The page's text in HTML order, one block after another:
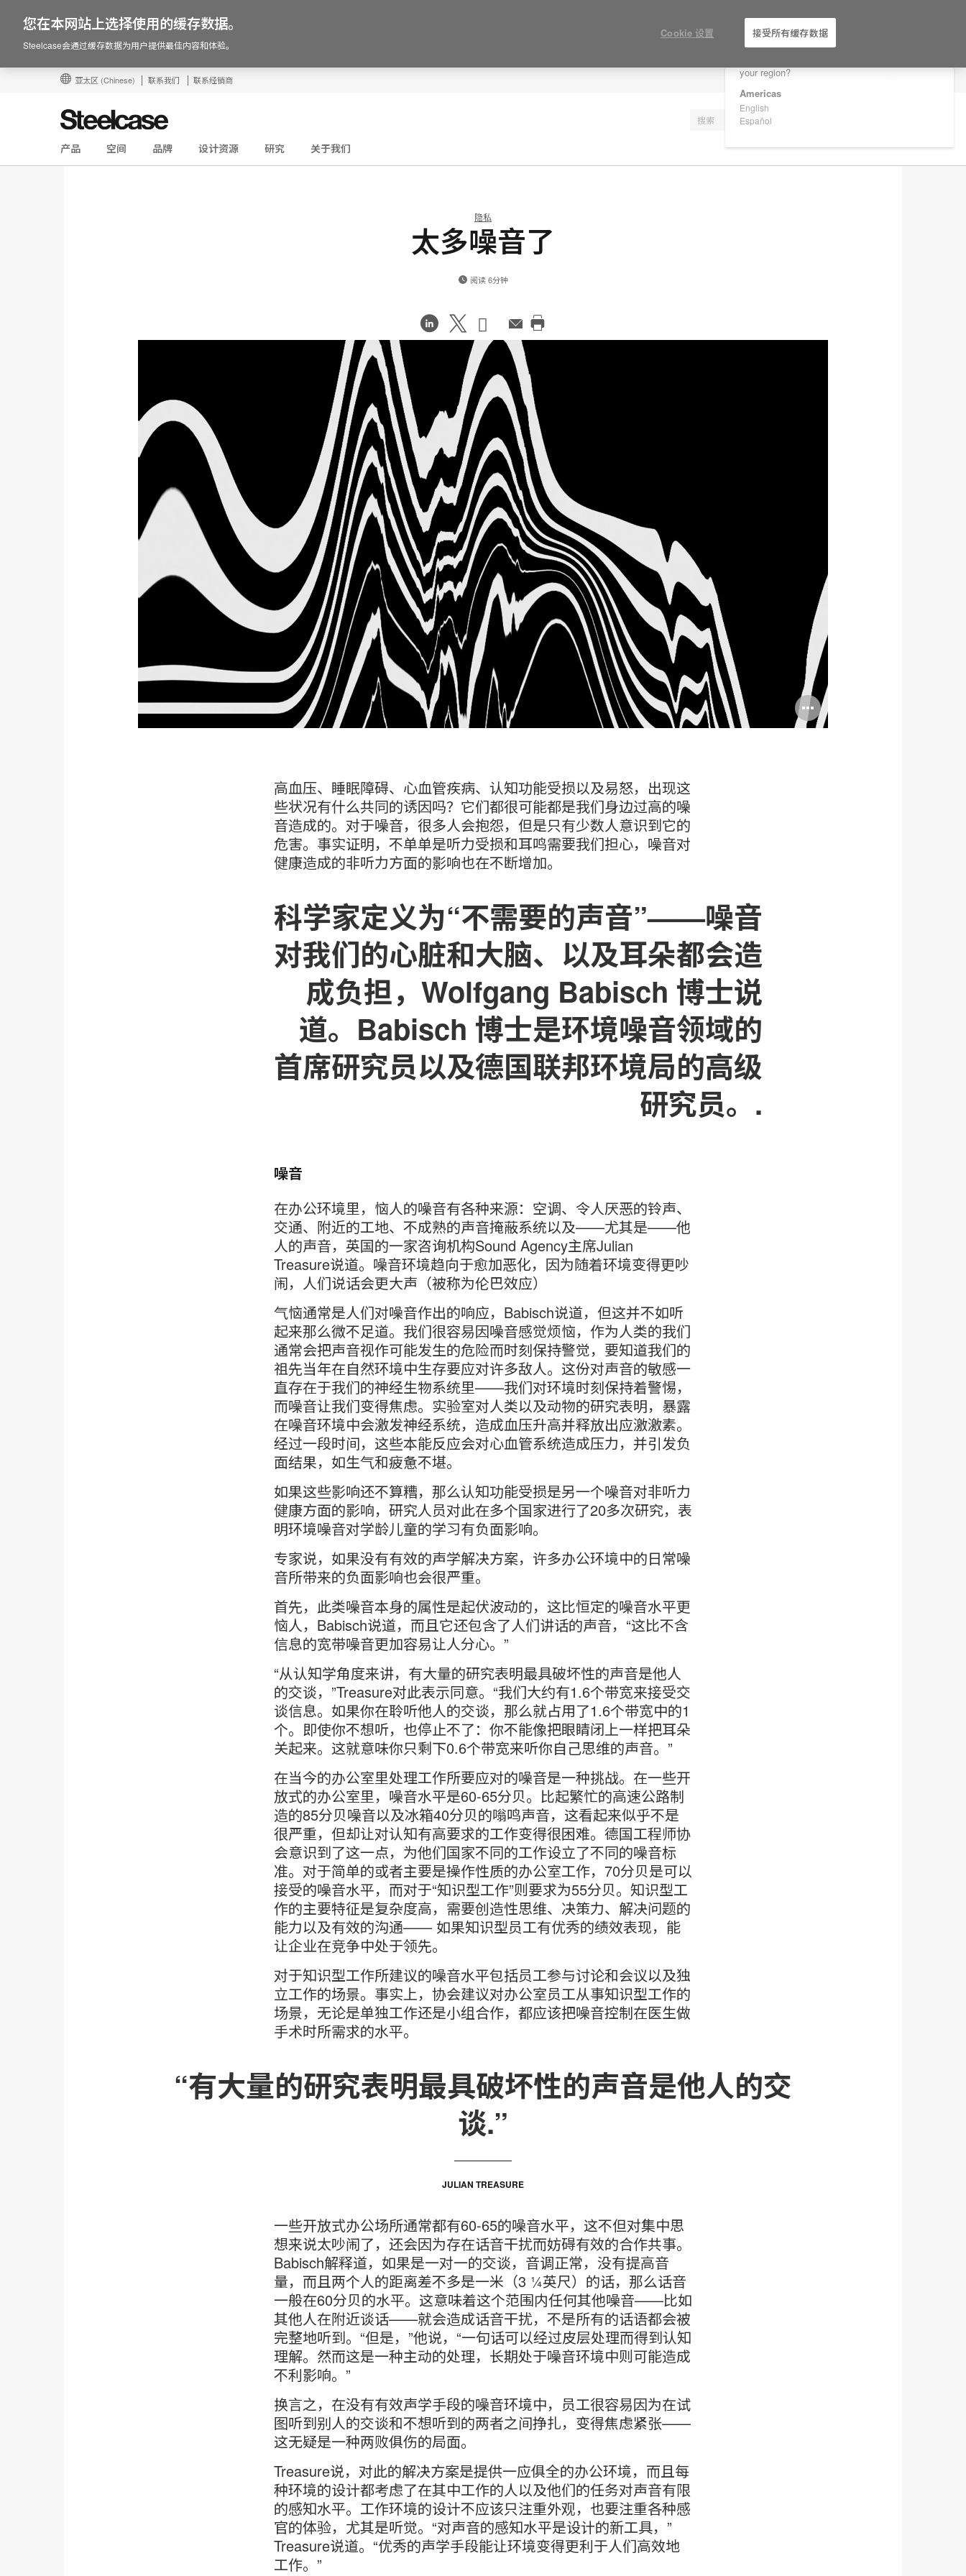
Are you in United States?
your region?
Americas
English
Español
亚太区 (Chinese) 联系我们 联系经销商
产品 空间 品牌 设计资源 研究 关于我们
隐私
太多噪音了
阅读 6分钟
在
LinkedIn
Share
on
Weibo
Share
on
Little
Red
Book
邮
打
打
开
高血压、睡眠障碍、心血管疾病、认知功能受损以及易怒，出现这
些状况有什么共同的诱因吗？它们都很可能都是我们身边过高的噪
音造成的。对于噪音，很多人会抱怨，但是只有少数人意识到它的
危害。事实证明，不单单是听力受损和耳鸣需要我们担心，噪音对
健康造成的非听力方面的影响也在不断增加。
科学家定义为“不需要的声音”——噪音
对我们的心脏和大脑、以及耳朵都会造
成负担，Wolfgang Babisch 博士说
道。Babisch 博士是环境噪音领域的
首席研究员以及德国联邦环境局的高级
研究员。.
噪音
在办公环境里，恼人的噪音有各种来源：空调、令人厌恶的铃声、
交通、附近的工地、不成熟的声音掩蔽系统以及——尤其是——他
人的声音，英国的一家咨询机构Sound Agency主席Julian
Treasure说道。噪音环境趋向于愈加恶化，因为随着环境变得更吵
闹，人们说话会更大声（被称为伦巴效应）
气恼通常是人们对噪音作出的响应，Babisch说道，但这并不如听
起来那么微不足道。我们很容易因噪音感觉烦恼，作为人类的我们
通常会把声音视作可能发生的危险而时刻保持警觉，要知道我们的
祖先当年在自然环境中生存要应对许多敌人。这份对声音的敏感一
直存在于我们的神经生物系统里——我们对环境时刻保持着警惕，
而噪音让我们变得焦虑。实验室对人类以及动物的研究表明，暴露
在噪音环境中会激发神经系统，造成血压升高并释放出应激激素。
经过一段时间，这些本能反应会对心血管系统造成压力，并引发负
面结果，如生气和疲惫不堪。
如果这些影响还不算糟，那么认知功能受损是另一个噪音对非听力
健康方面的影响，研究人员对此在多个国家进行了20多次研究，表
明环境噪音对学龄儿童的学习有负面影响。
专家说，如果没有有效的声学解决方案，许多办公环境中的日常噪
音所带来的负面影响也会很严重。
首先，此类噪音本身的属性是起伏波动的，这比恒定的噪音水平更
恼人，Babisch说道，而且它还包含了人们讲话的声音，“这比不含
信息的宽带噪音更加容易让人分心。”
“从认知学角度来讲，有大量的研究表明最具破坏性的声音是他人
的交谈，”Treasure对此表示同意。“我们大约有1.6个带宽来接受交
谈信息。如果你在聆听他人的交谈，那么就占用了1.6个带宽中的1
个。即使你不想听，也停止不了：你不能像把眼睛闭上一样把耳朵
关起来。这就意味你只剩下0.6个带宽来听你自己思维的声音。”
在当今的办公室里处理工作所要应对的噪音是一种挑战。在一些开
放式的办公室里，噪音水平是60-65分贝。比起繁忙的高速公路制
造的85分贝噪音以及冰箱40分贝的嗡鸣声音，这看起来似乎不是
很严重，但却让对认知有高要求的工作变得很困难。德国工程师协
会意识到了这一点，为他们国家不同的工作设立了不同的噪音标
准。对于简单的或者主要是操作性质的办公室工作，70分贝是可以
接受的噪音水平，而对于“知识型工作”则要求为55分贝。知识型工
作的主要特征是复杂度高，需要创造性思维、决策力、解决问题的
能力以及有效的沟通—— 如果知识型员工有优秀的绩效表现，能
让企业在竞争中处于领先。
对于知识型工作所建议的噪音水平包括员工参与讨论和会议以及独
立工作的场景。事实上，协会建议对办公室员工从事知识型工作的
场景，无论是单独工作还是小组合作，都应该把噪音控制在医生做
手术时所需求的水平。
“有大量的研究表明最具破坏性的声音是他人的交
谈.”
JULIAN TREASURE
一些开放式办公场所通常都有60-65的噪音水平，这不但对集中思
想来说太吵闹了，还会因为存在话音干扰而妨碍有效的合作共事。
Babisch解释道，如果是一对一的交谈，音调正常，没有提高音
量，而且两个人的距离差不多是一米（3 ¼英尺）的话，那么话音
一般在60分贝的水平。这意味着这个范围内任何其他噪音——比如
其他人在附近谈话——就会造成话音干扰，不是所有的话语都会被
完整地听到。“但是，”他说，“一句话可以经过皮层处理而得到认知
理解。然而这是一种主动的处理，长期处于噪音环境中则可能造成
不利影响。”
换言之，在没有有效声学手段的噪音环境中，员工很容易因为在试
图听到别人的交谈和不想听到的两者之间挣扎，变得焦虑紧张——
这无疑是一种两败俱伤的局面。
Treasure说，对此的解决方案是提供一应俱全的办公环境，而且每
种环境的设计都考虑了在其中工作的人以及他们的任务对声音有限
的感知水平。工作环境的设计不应该只注重外观，也要注重各种感
官的体验，尤其是听觉。“对声音的感知水平是设计的新工具，”
Treasure说道。“优秀的声学手段能让环境变得更利于人们高效地
工作。”
您在本网站上选择使用的缓存数据。
Steelcase会通过缓存数据为用户提供最佳内容和体验。
Cookie 设置 接受所有缓存数据